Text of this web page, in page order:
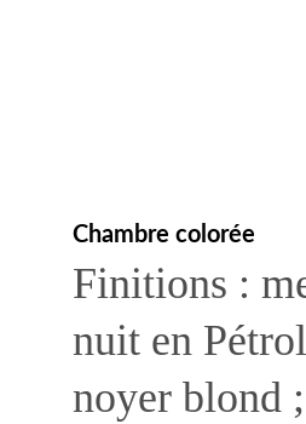
Chambre colorée
Finitions :
nuit en
noyer blond